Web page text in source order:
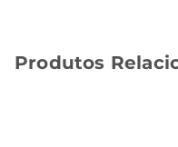
Produtos